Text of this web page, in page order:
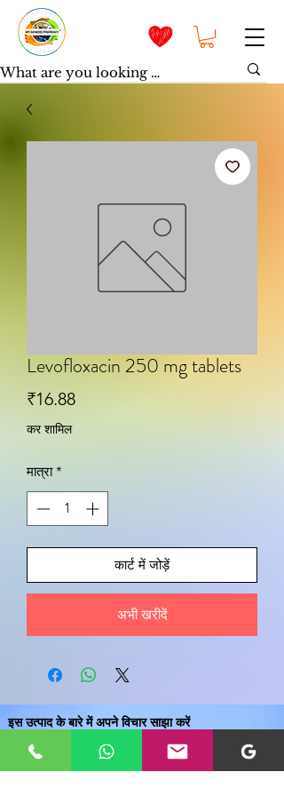
Levofloxacin 250 mg tablets
₹16.88मूल्य
कर शामिल
मात्रा *
कार्ट में जोड़ें
अभी खरीदें
इस उत्पाद के बारे में अपने विचार साझा करें